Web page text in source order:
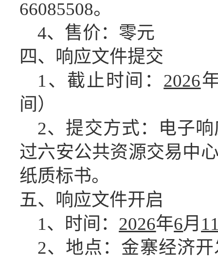
66085508。
4、售价：零元
四、响应文件提交
1、截止时间： 2026
间）
2、提交方式：电子
过六安公共资源交易中
纸质标书。
五、 响应文件开启
1、时间： 2026年6月
2、地点：金寨经济